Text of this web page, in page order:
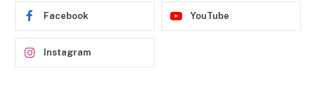
Facebook YouTube
Instagram